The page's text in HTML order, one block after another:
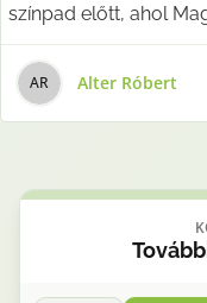
színpad előtt, ahol
AR Alter Róbert